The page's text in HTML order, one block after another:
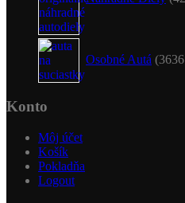
Osobné Autá 36
Konto
Môj účet
Košík
Pokladňa
Logout